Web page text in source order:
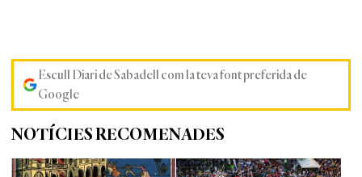
Escull Diari de Sabadell com la teva font preferida de
Google
NOTÍCIES RECOMENADES